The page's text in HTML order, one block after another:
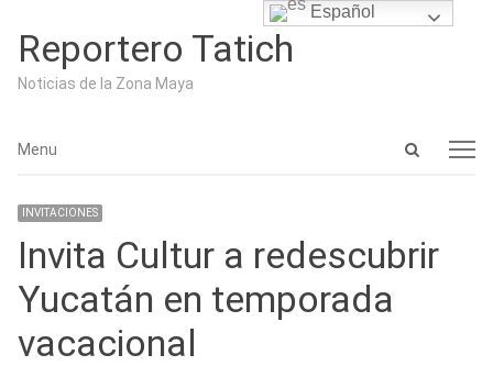
Reportero Tatich
Noticias de la Zona Maya
Open
Menu
Menu
INVITACIONES
Invita Cultur a redescubrir
Yucatán en temporada
vacacional
Español